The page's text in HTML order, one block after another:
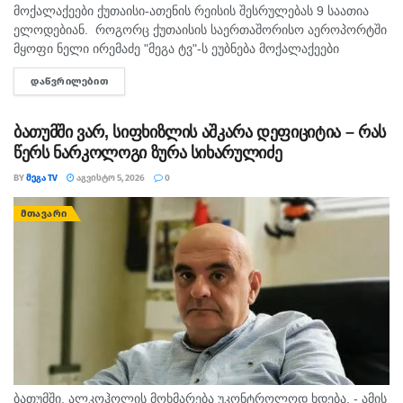
მოქალაქეები ქუთაისი-ათენის რეისის შესრულებას 9 საათია
ელოდებიან. როგორც ქუთაისის საერთაშორისო აეროპორტში
მყოფი ნელი ირემაძე "მეგა ტვ"-ს ეუბნება მოქალაქეები
შუაღამის შემდეგ ელოდებიან რეისს, თუმცა მათი ფრენა უკვე
ორჯერ გადაიდო. მისივე თქმით...
ᲓᲐᲬᲕᲠᲘᲚᲔᲑᲘᲗ
ბათუმში ვარ, სიფხიზლის აშკარა დეფიციტია – რას
წერს ნარკოლოგი ზურა სიხარულიძე
BYᲛᲔᲒᲐ TV ᲐᲒᲕᲘᲡᲢᲝ 5, 2026 0
ᲛᲗᲐᲕᲐᲠᲘ
ბათუმში, ალკოჰოლის მოხმარება უკონტროლოდ ხდება, - ამის